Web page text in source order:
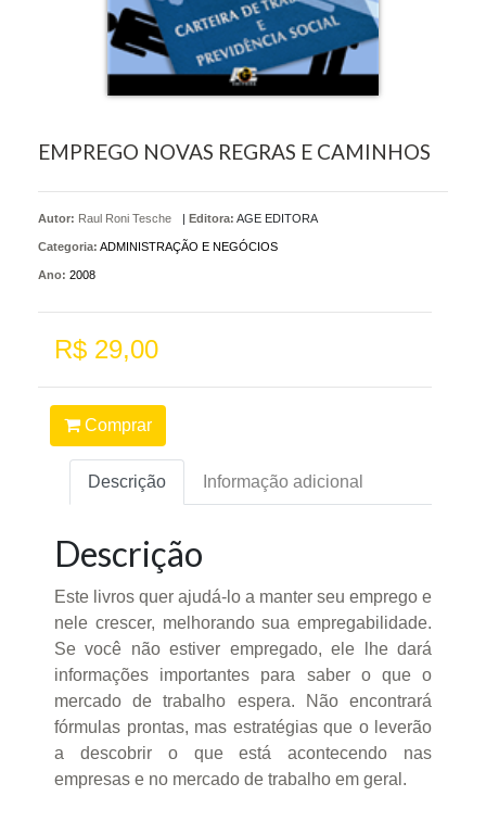
EMPREGO NOVAS REGRAS E CAMINHOS
Autor: Raul Roni Tesche Editora: AGE EDITORA
Categoria: ADMINISTRAÇÃO E NEGÓCIOS
Ano: 2008
R$ 29,00
Comprar
Descrição Informação adicional
Descrição
Este livros quer ajudá-lo a manter seu emprego e
nele crescer, melhorando sua empregabilidade.
Se você não estiver empregado, ele lhe dará
informações importantes para saber o que o
mercado de trabalho espera. Não encontrará
fórmulas prontas, mas estratégias que o leverão
a descobrir o que está acontecendo nas
empresas e no mercado de trabalho em geral.